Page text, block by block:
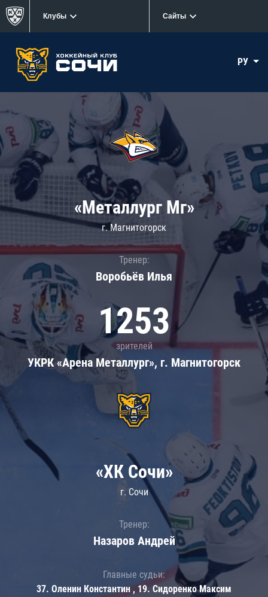
Клубы Сайты
РУ
«Металлург Мг»
г. Магнитогорск
Тренер:
Воробьёв Илья
1253
зрителей
УКРК «Арена Металлург», г. Магнитогорск
«ХК Сочи»
г. Сочи
Тренер:
Назаров Андрей
Главные судьи:
37. Оленин Константин , 19. Сидоренко Максим